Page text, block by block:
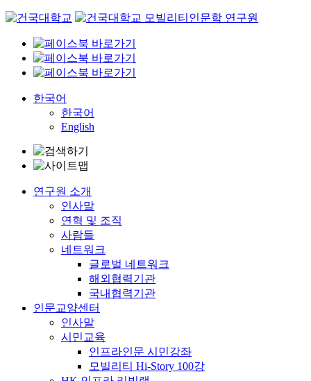
Skip
content
한국어
한국어
English
연구원 소개
인사말
연혁 및 조직
사람들
네트워크
글로벌 네트워크
해외협력기관
국내협력기관
인문교양센터
인사말
시민교육
인프라인문 시민강좌
모빌리티 Hi-Story 100강